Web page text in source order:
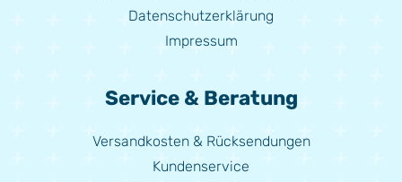
Datenschutzerklärung
Impressum
Service & Beratung
Versandkosten & Rücksendungen
Kundenservice